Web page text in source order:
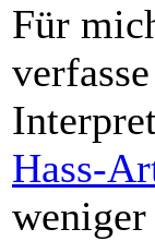
Für
Hass-